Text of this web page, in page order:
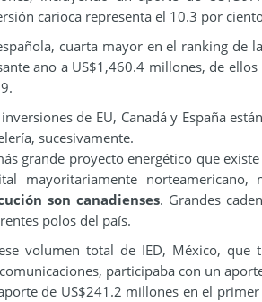
carioca representa el 10.3 por
cuarta mayor en el ranking de
ano a US$1,460.4 millones, de
inversiones de EU, Canadá y España
sucesivamente.
grande proyecto energético que
mayoritariamente
son canadienses. Grandes
polos del país.
volumen total de IED, México,
participaba con un
de US$241.2 millones en el